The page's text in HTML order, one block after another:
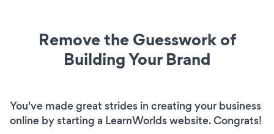
Remove the Guesswork of
Building Your Brand
You've made great strides in creating your business
online by starting a LearnWorlds website. Congrats!